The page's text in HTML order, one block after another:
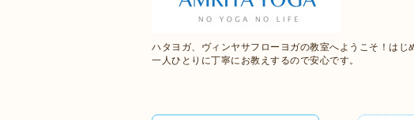
ハタヨガ、ヴィンヤサフローヨガの教室へようこそ！はじ
一人ひとりに丁寧にお教えするので安心です。